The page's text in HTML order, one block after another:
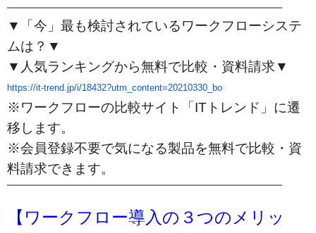
━━━━━━━━━━━━━━━━━━━━━━━━━━━━━━
▼「今」最も検討されているワークフローシステ
ムは？▼
▼人気ランキングから無料で比較・資料請求▼
https://it-trend.jp/i/18432?utm_content=20210330_bo
※ワークフローの比較サイト「ITトレンド」に遷
移します。
※会員登録不要で気になる製品を無料で比較・資
料請求できます。
━━━━━━━━━━━━━━━━━━━━━━━━━━━━━━
【ワークフロー導入の３つのメリッ